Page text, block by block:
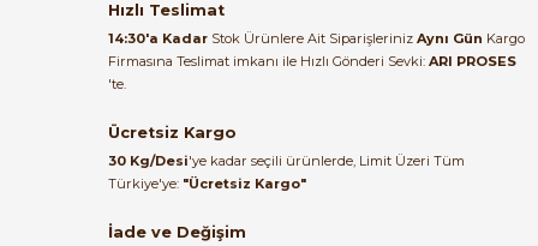
22/06/2026
Kemal Toktaş | 20/06/2026
Hızlı Teslimat
14:30'a Kadar Stok Ürünlere Ait Siparişleriniz Aynı Gün Kargo
Firmasına Teslimat imkanı ile Hızlı Gönderi Sevki: ARI PROSES
'te.
Ücretsiz Kargo
30 Kg/Desi'ye kadar seçili ürünlerde, Limit Üzeri Tüm
Türkiye'ye: "Ücretsiz Kargo"
İade ve Değişim